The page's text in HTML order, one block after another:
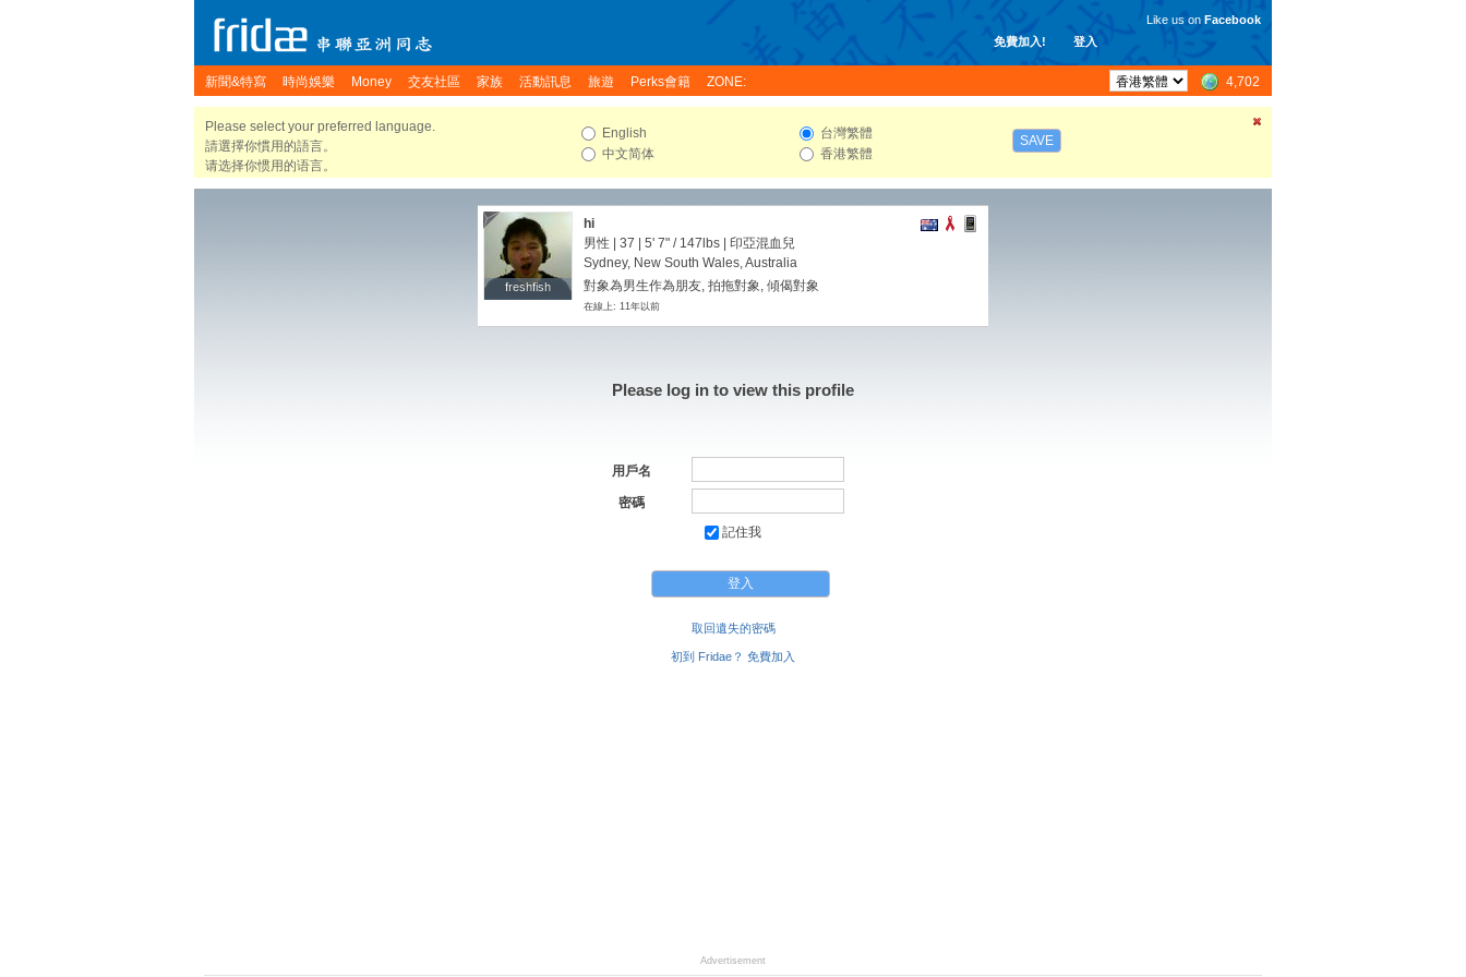
免費加入! 登入
Like us on Facebook
新聞&特寫 時尚娛樂 Money 交友社區 家族 活動訊息 旅遊 Perks會籍 ZONE: 4,702
Please select your preferred language.
請選擇你慣用的語言。
请选择你惯用的语言。
English
中文简体
台灣繁體
香港繁體
SAVE
freshfish
freshfish
hi
男性 | 37 | 5' 7" / 147lbs | 印亞混血兒
Sydney, New South Wales, Australia
對象為男生作為朋友, 拍拖對象, 傾偈對象
在線上: 11年以前
Please log in to view this profile
用戶名
密碼
記住我
取回遺失的密碼
初到 Fridae？ 免費加入
Advertisement